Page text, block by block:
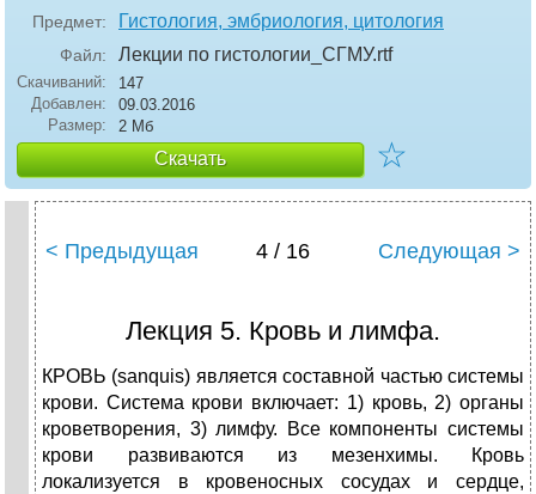
Предмет: Гистология, эмбриология, цитология
Файл: Лекции по гистологии_СГМУ.rtf
Скачиваний:
147
Добавлен:
09.03.2016
Размер:
2 Мб
Скачать ☆
< Предыдущая 4 / 16 Следующая >
Лекция 5. Кровь и лимфа.
КРОВЬ (sanquis) является составной частью системы
крови. Система крови включает: 1) кровь, 2) органы
кроветворения, 3) лимфу. Все компоненты системы
крови развиваются из мезенхимы. Кровь
локализуется в кровеносных сосудах и сердце,